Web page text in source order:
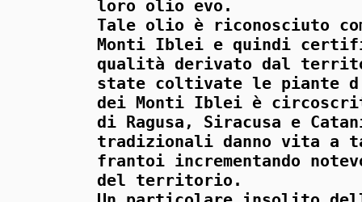
loro olio evo.
Tale olio è riconosciuto
Monti Iblei e quindi
qualità derivato dal
state coltivate le piante
dei Monti Iblei è
di Ragusa, Siracusa e
tradizionali danno vita a
frantoi incrementando
del territorio.